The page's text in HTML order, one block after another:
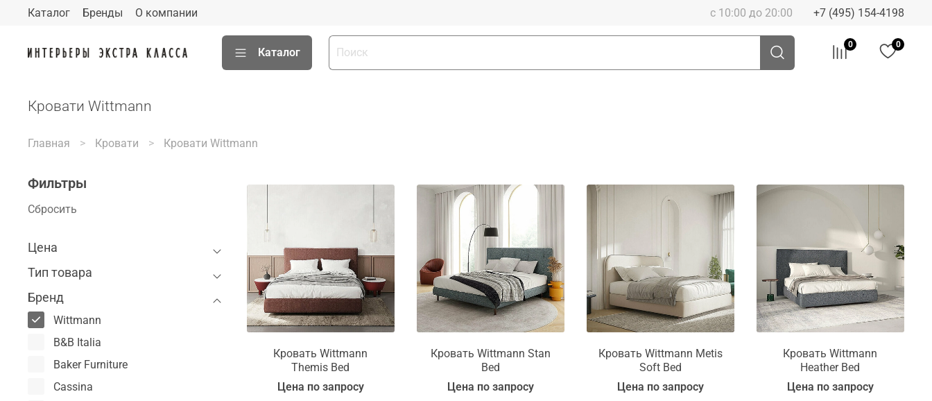
Каталог Бренды О компании с 10:00 до 20:00 +7 (495) 154-4198
Каталог
0 0
Кровати Wittmann
Главная Кровати Кровати Wittmann
Кровать Wittmann
Themis Bed
Цена по запросу
Кровать Wittmann Stan
Bed
Цена по запросу
Кровать Wittmann Metis
Soft Bed
Цена по запросу
Кровать Wittmann
Heather Bed
Цена по запросу
Фильтры
Сбросить
Цена
Тип товара
Бренд
B&B Italia
Baker Furniture
Cassina
Wittmann